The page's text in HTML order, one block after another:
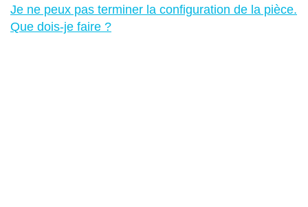
Je ne peux pas terminer la configuration de la pièce.
Que dois-je faire ?